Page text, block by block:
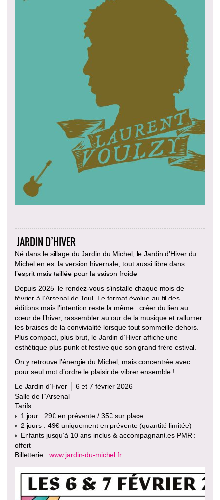
JARDIN D’HIVER
Né dans le sillage du Jardin du Michel, le Jardin d’Hiver du
Michel en est la version hivernale, tout aussi libre dans
l’esprit mais taillée pour la saison froide.
Depuis 2025, le rendez-vous s’installe chaque mois de
février à l’Arsenal de Toul. Le format évolue au fil des
éditions mais l’intention reste la même : créer du lien au
cœur de l’hiver, rassembler autour de la musique et rallumer
les braises de la convivialité lorsque tout sommeille dehors.
Plus compact, plus brut, le Jardin d’Hiver affiche une
esthétique plus punk et festive que son grand frère estival.
On y retrouve l’énergie du Michel, mais concentrée avec
pour seul mot d’ordre le plaisir de vibrer ensemble !
Le Jardin d’Hiver │ 6 et 7 février 2026
Salle de l’’Arsenal
Tarifs :
1 jour : 29€ en prévente / 35€ sur place
2 jours : 49€ uniquement en prévente (quantité limitée)
Enfants jusqu’à 10 ans inclus & accompagnant.es PMR :
offert
Billetterie : www.jardin-du-michel.fr